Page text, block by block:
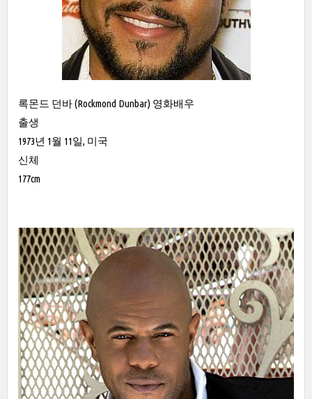
록몬드 던바 (Rockmond Dunbar) 영화배우
출생
1973년 1월 11일, 미국
신체
177cm